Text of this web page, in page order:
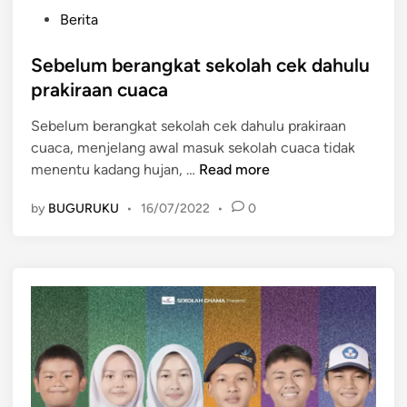
s
t
e
d
i
n
Berita
Sebelum berangkat sekolah cek dahulu
prakiraan cuaca
Sebelum berangkat sekolah cek dahulu prakiraan
cuaca, menjelang awal masuk sekolah cuaca tidak
menentu kadang hujan, … S
b
m
b
e
r
a
Read more
by BUGURUKU • 16/07/2022 • 0